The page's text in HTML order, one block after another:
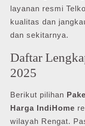
layanan resmi
kualitas dan
dan sekitarnya.
Daftar
2025
Berikut pilihan
Harga IndiHome
wilayah Rengat.